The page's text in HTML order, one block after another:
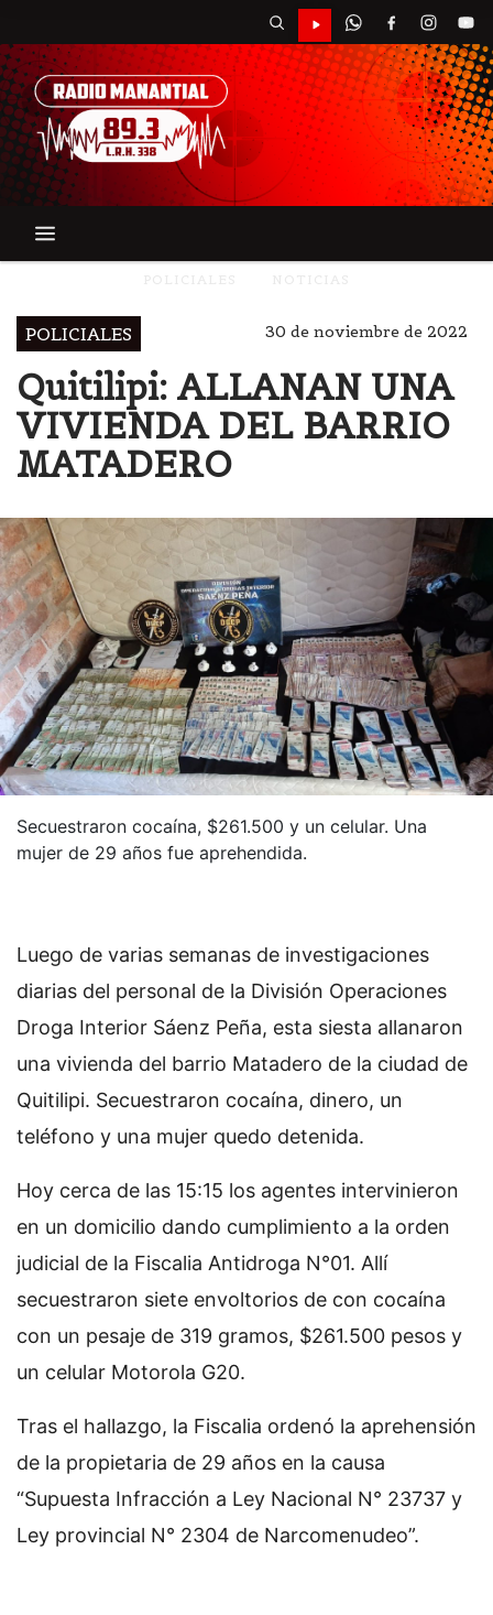
POLICIALES 30 de noviembre de 2022
Quitilipi: ALLANAN UNA
VIVIENDA DEL BARRIO
MATADERO
Secuestraron cocaína, $261.500 y un celular. Una
mujer de 29 años fue aprehendida.
Luego de varias semanas de investigaciones
diarias del personal de la División Operaciones
Droga Interior Sáenz Peña, esta siesta allanaron
una vivienda del barrio Matadero de la ciudad de
Quitilipi. Secuestraron cocaína, dinero, un
teléfono y una mujer quedo detenida.
Hoy cerca de las 15:15 los agentes intervinieron
en un domicilio dando cumplimiento a la orden
judicial de la Fiscalia Antidroga N°01. Allí
secuestraron siete envoltorios de con cocaína
con un pesaje de 319 gramos, $261.500 pesos y
un celular Motorola G20.
Tras el hallazgo, la Fiscalia ordenó la aprehensión
de la propietaria de 29 años en la causa
“Supuesta Infracción a Ley Nacional N° 23737 y
Ley provincial N° 2304 de Narcomenudeo”.